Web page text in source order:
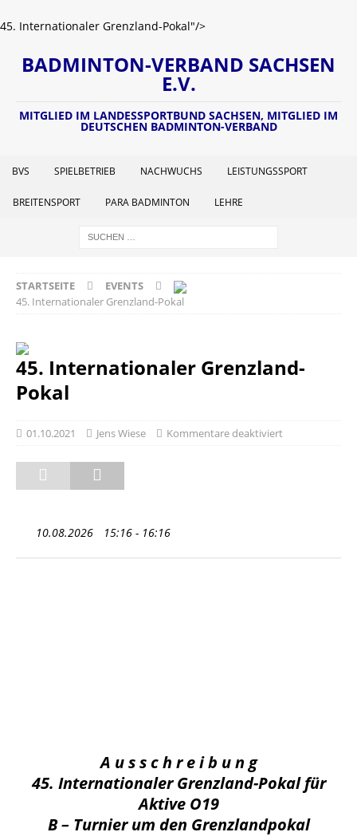
45. Internationaler Grenzland-Pokal"/>
BADMINTON-VERBAND SACHSEN
E.V.
MITGLIED IM LANDESSPORTBUND SACHSEN, MITGLIED IM
DEUTSCHEN BADMINTON-VERBAND
BVS SPIELBETRIEB NACHWUCHS LEISTUNGSSPORT
BREITENSPORT PARA BADMINTON LEHRE
STARTSEITE
EVENTS
45. Internationaler Grenzland-Pokal
45. Internationaler Grenzland-
Pokal
01.10.2021 Jens Wiese Kommentare deaktiviert
10.08.2026 15:16 - 16:16
A u s s c h r e i b u n g
45. Internationaler Grenzland-Pokal für
Aktive O19
B – Turnier um den Grenzlandpokal